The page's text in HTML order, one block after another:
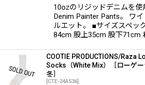
10ozのリジッドデニムを使
Denim Painter Pants。 ワ
ルエット。 ■サイズスペッ
84cm 股上35cm 股下71cm
COOTIE PRODUCTIONS/Raza
Socks（White Mix）［ローゲ
冬］
[CTE-24A536]